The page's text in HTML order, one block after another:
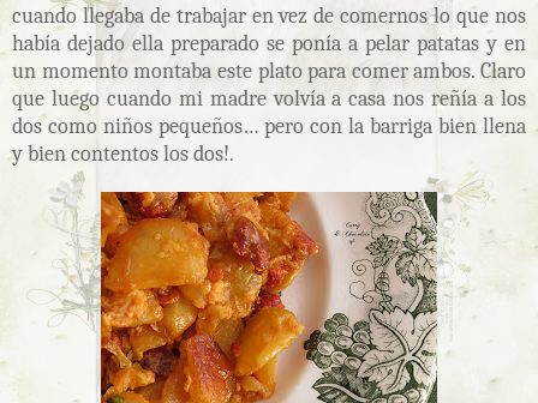
cuando llegaba de trabajar en vez de comernos lo que nos
había dejado ella preparado se ponía a pelar patatas y en
un momento montaba este plato para comer ambos. Claro
que luego cuando mi madre volvía a casa nos reñía a los
dos como niños pequeños… pero con la barriga bien llena
y bien contentos los dos!.